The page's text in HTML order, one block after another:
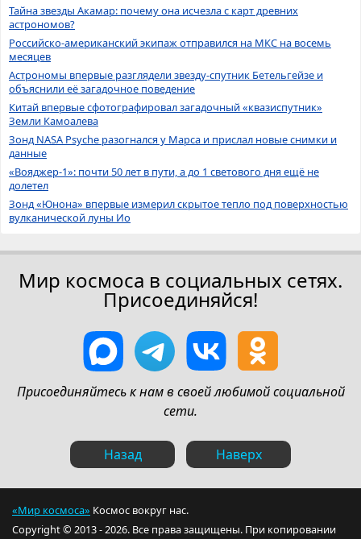
Тайна звезды Акамар: почему она исчезла с карт древних
астрономов?
Российско-американский экипаж отправился на МКС на восемь
месяцев
Астрономы впервые разглядели звезду-спутник Бетельгейзе и
объяснили её загадочное поведение
Китай впервые сфотографировал загадочный «квазиспутник»
Земли Камоалева
Зонд NASA Psyche разогнался у Марса и прислал новые снимки и
данные
«Вояджер-1»: почти 50 лет в пути, а до 1 светового дня ещё не
долетел
Зонд «Юнона» впервые измерил скрытое тепло под поверхностью
вулканической луны Ио
Мир космоса в социальных сетях.
Присоединяйся!
Присоединяйтесь к нам в своей любимой социальной
сети.
Назад Наверх
«Мир космоса» Космос вокруг нас.
Copyright © 2013 - 2026. Все права защищены. При копировании